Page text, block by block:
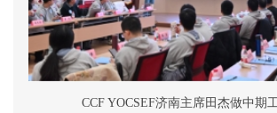
CCF YOCSEF济南主席田杰做中期